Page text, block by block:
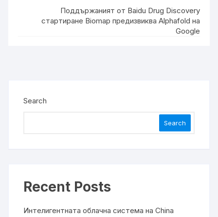
Поддържаният от Baidu Drug Discovery
стартиране Biomap предизвиква Alphafold на
Google
Search
Search
Recent Posts
Интелигентната облачна система на China